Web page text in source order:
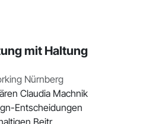
mit Haltung
Nürnberg
Claudia Machnik
Entscheidungen